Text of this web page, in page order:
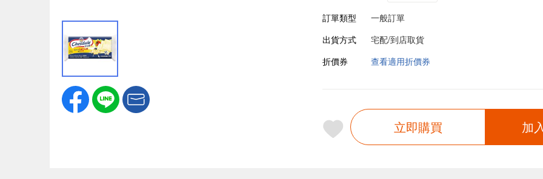
訂單類型
一般訂單
出貨方式
宅配/到店取貨
折價券
查看適用折價券
立即購買 加